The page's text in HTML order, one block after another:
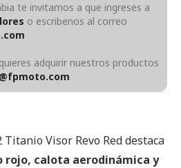
te invitamos a que ingreses a
o escribenos al correo
adquirir nuestros productos
Titanio Visor Revo Red destaca
rojo, calota aerodinámica y